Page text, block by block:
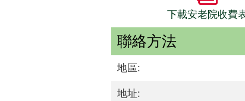
下載安老院收費
聯絡方法
地區:
地址: